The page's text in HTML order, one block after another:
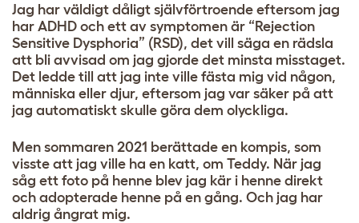
Jag har väldigt dåligt självförtroende eftersom jag
har ADHD och ett av symptomen är “Rejection
Sensitive Dysphoria” (RSD), det vill säga en rädsla
att bli avvisad om jag gjorde det minsta misstaget.
Det ledde till att jag inte ville fästa mig vid någon,
människa eller djur, eftersom jag var säker på att
jag automatiskt skulle göra dem olyckliga.
Men sommaren 2021 berättade en kompis, som
visste att jag ville ha en katt, om Teddy. När jag
såg ett foto på henne blev jag kär i henne direkt
och adopterade henne på en gång. Och jag har
aldrig ångrat mig.